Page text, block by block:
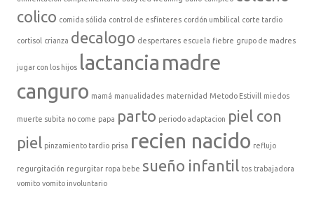
colico comida sólida control de esfínteres cordón umbilical corte tardio
cortisol crianza decalogo despertares escuela fiebre grupo de madres
jugar con los hijos lactancia madre
canguro mamá manualidades maternidad Metodo Estivill miedos
muerte subita no come papa parto periodo adaptacion piel con
piel pinzamiento tardio prisa recien nacido reflujo
regurgitación regurgitar ropa bebe sueño infantil tos trabajadora
vomito vomito involuntario